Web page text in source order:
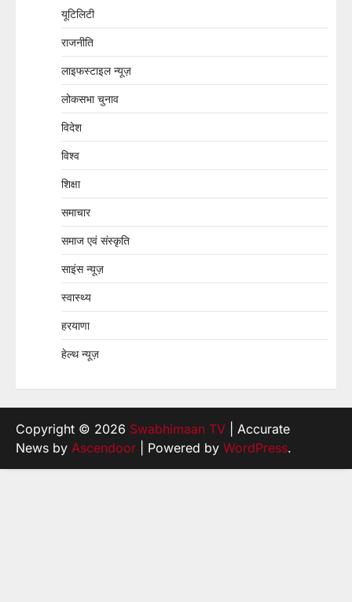
यूटिलिटी
राजनीति
लाइफस्टाइल न्यूज़
लोकसभा चुनाव
विदेश
विश्व
शिक्षा
समाचार
समाज एवं संस्कृति
साइंस न्यूज़
स्वास्थ्य
हरयाणा
हेल्थ न्यूज़
Copyright © 2026 Swabhimaan TV | Accurate
News by Ascendoor | Powered by WordPress.